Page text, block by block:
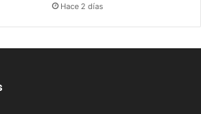
Hace 2 días